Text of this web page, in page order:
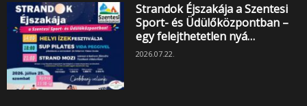
Strandok Éjszakája a Szentesi
Sport- és Üdülőközpontban –
egy felejthetetlen nyá…
2026.07.22.